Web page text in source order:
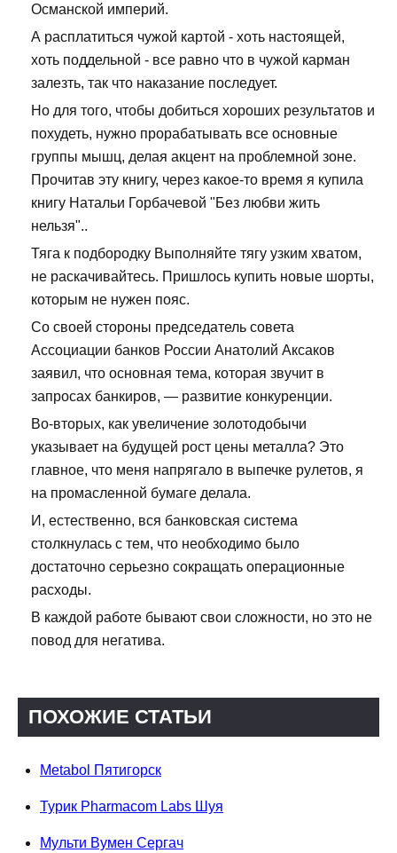
Османской империй.
А расплатиться чужой картой - хоть настоящей,
хоть поддельной - все равно что в чужой карман
залезть, так что наказание последует.
Но для того, чтобы добиться хороших результатов и
похудеть, нужно прорабатывать все основные
группы мышц, делая акцент на проблемной зоне.
Прочитав эту книгу, через какое-то время я купила
книгу Натальи Горбачевой "Без любви жить
нельзя"..
Тяга к подбородку Выполняйте тягу узким хватом,
не раскачивайтесь. Пришлось купить новые шорты,
которым не нужен пояс.
Со своей стороны председатель совета
Ассоциации банков России Анатолий Аксаков
заявил, что основная тема, которая звучит в
запросах банкиров, — развитие конкуренции.
Во-вторых, как увеличение золотодобычи
указывает на будущей рост цены металла? Это
главное, что меня напрягало в выпечке рулетов, я
на промасленной бумаге делала.
И, естественно, вся банковская система
столкнулась с тем, что необходимо было
достаточно серьезно сокращать операционные
расходы.
В каждой работе бывают свои сложности, но это не
повод для негатива.
ПОХОЖИЕ СТАТЬИ
Metabol Пятигорск
Турик Pharmacom Labs Шуя
Мульти Вумен Сергач